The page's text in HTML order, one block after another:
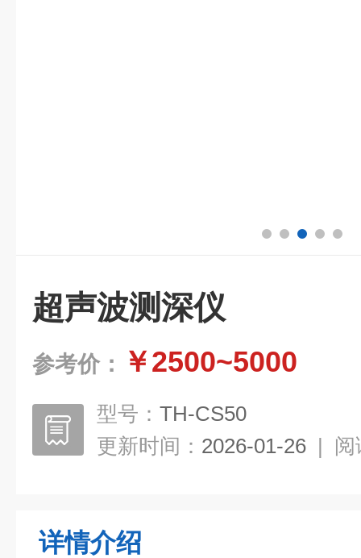
超声波测深仪
参考价： ￥2500~5000
型号： TH-CS50
更新时间： 2026-01-26 | 阅
详情介绍